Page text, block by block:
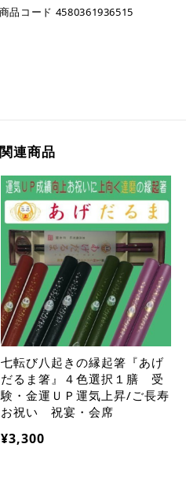
商品コード 4580361936515
関連商品
七転び八起きの縁起箸『あげ
だるま箸』４色選択１膳 受
験・金運ＵＰ運気上昇/ご長寿
お祝い 祝宴・会席
¥3,300